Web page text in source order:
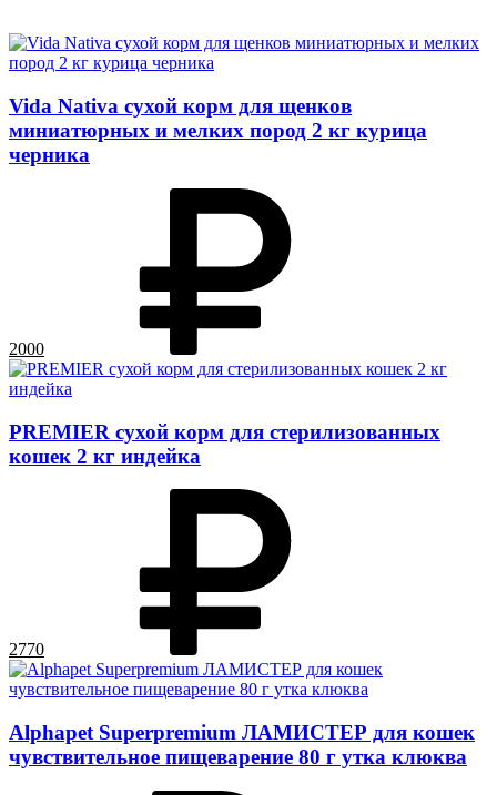
Vida Nativa сухой корм для щенков
миниатюрных и мелких пород 2 кг курица
черника
2000
PREMIER сухой корм для стерилизованных
кошек 2 кг индейка
2770
Alphapet Superpremium ЛАМИСТЕР для кошек
чувствительное пищеварение 80 г утка клюква